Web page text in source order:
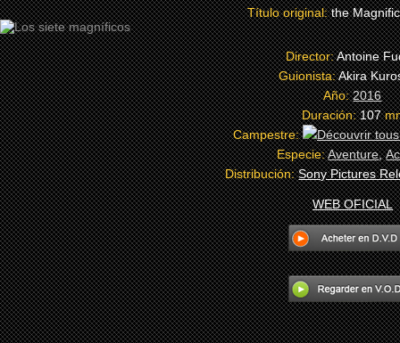
Título original:the
Director:Antoine
Guionista:Akira
Año:2016
Duración:107
Campestre:
Especie:Aventure,
Distribución:Sony Pictures
WEB OFICIAL